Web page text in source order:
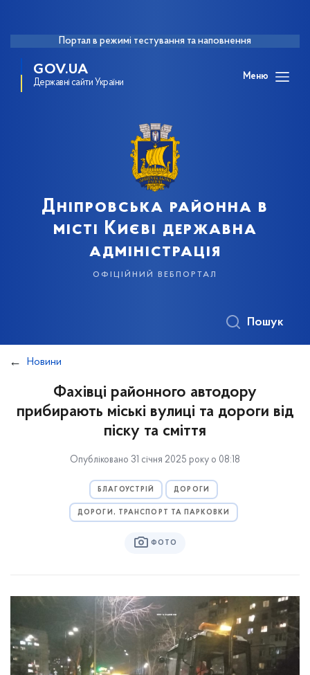
Портал в режимі тестування та наповнення
GOV.UA
Державні сайти України
Меню
Дніпровська районна в
місті Києві державна
адміністрація
офіційний вебпортал
Пошук
Новини
Фахівці районного автодору
прибирають міські вулиці та дороги від
піску та сміття
Опубліковано 31 січня 2025 року о 08:18
БЛАГОУСТРІЙ ДОРОГИ
ДОРОГИ, ТРАНСПОРТ ТА ПАРКОВКИ
ФОТО